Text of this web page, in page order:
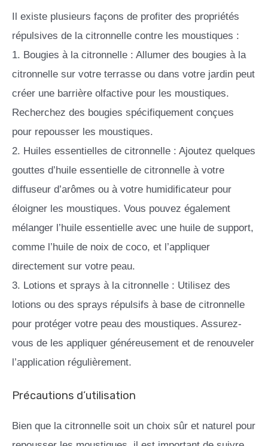
Il existe plusieurs façons de profiter des propriétés
répulsives de la citronnelle contre les moustiques :
1. Bougies à la citronnelle : Allumer des bougies à la
citronnelle sur votre terrasse ou dans votre jardin peut
créer une barrière olfactive pour les moustiques.
Recherchez des bougies spécifiquement conçues
pour repousser les moustiques.
2. Huiles essentielles de citronnelle : Ajoutez quelques
gouttes d’huile essentielle de citronnelle à votre
diffuseur d’arômes ou à votre humidificateur pour
éloigner les moustiques. Vous pouvez également
mélanger l’huile essentielle avec une huile de support,
comme l’huile de noix de coco, et l’appliquer
directement sur votre peau.
3. Lotions et sprays à la citronnelle : Utilisez des
lotions ou des sprays répulsifs à base de citronnelle
pour protéger votre peau des moustiques. Assurez-
vous de les appliquer généreusement et de renouveler
l’application régulièrement.
Précautions d’utilisation
Bien que la citronnelle soit un choix sûr et naturel pour